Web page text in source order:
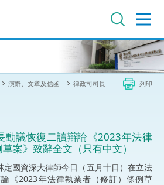
演辭、文章及信函 律政司司長 列印
動議恢復二讀辯論《2023年法律
案》致辭全文（只有中文）
國資深大律師今日（五月十日）在立法
《2023年法律執業者（修訂）條例草